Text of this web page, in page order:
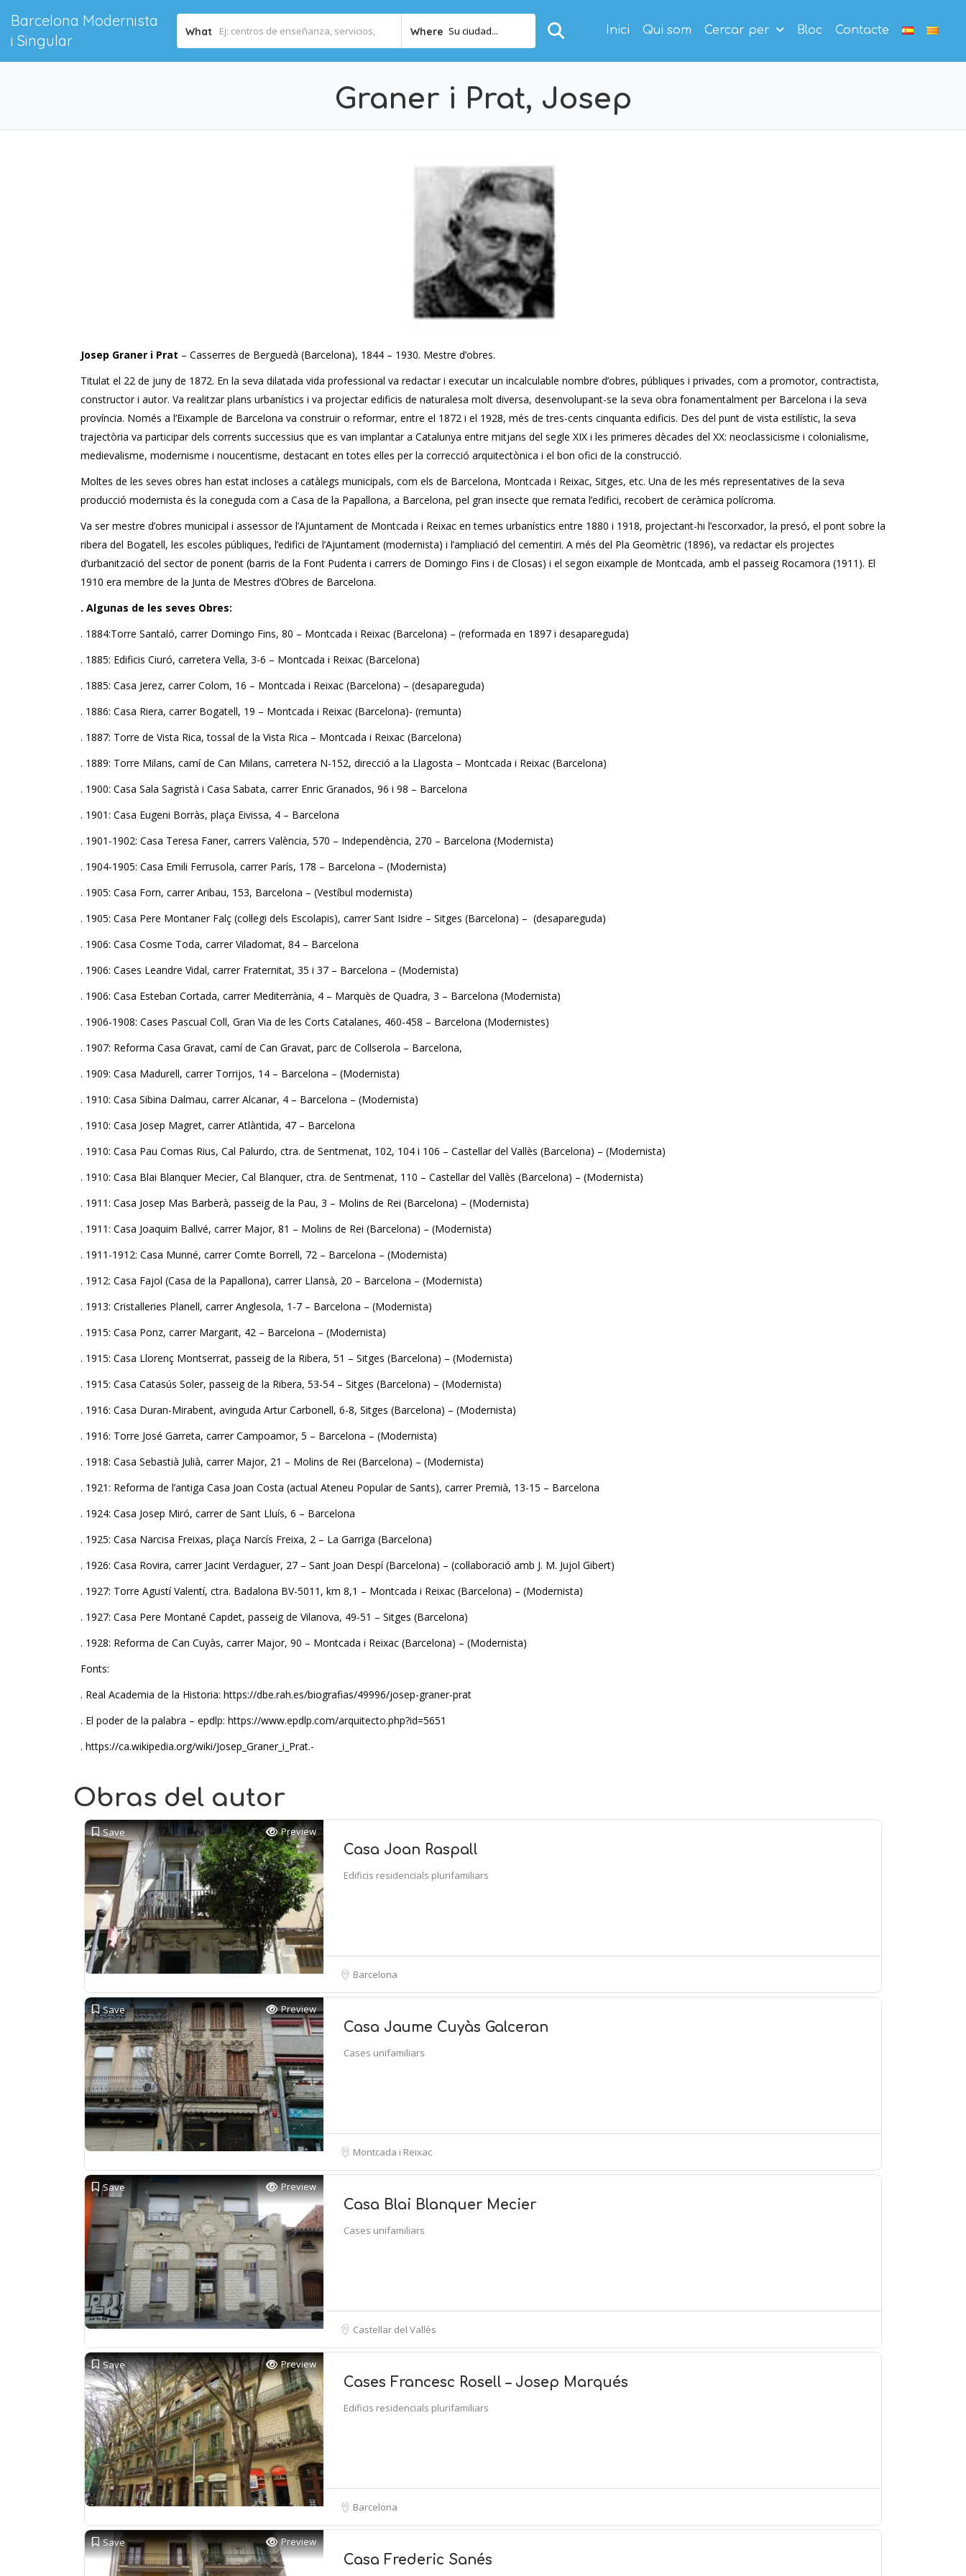
Barcelona Modernista
i Singular
What Where Su ciudad... Inici Qui som Cercar per Bloc Contacte
Graner i Prat, Josep
Josep Graner i Prat – Casserres de Berguedà (Barcelona), 1844 – 1930. Mestre d’obres.
Titulat el 22 de juny de 1872. En la seva dilatada vida professional va redactar i executar un incalculable nombre d’obres, públiques i privades, com a promotor, contractista,
constructor i autor. Va realitzar plans urbanístics i va projectar edificis de naturalesa molt diversa, desenvolupant-se la seva obra fonamentalment per Barcelona i la seva
província. Només a l’Eixample de Barcelona va construir o reformar, entre el 1872 i el 1928, més de tres-cents cinquanta edificis. Des del punt de vista estilístic, la seva
trajectòria va participar dels corrents successius que es van implantar a Catalunya entre mitjans del segle XIX i les primeres dècades del XX: neoclassicisme i colonialisme,
medievalisme, modernisme i noucentisme, destacant en totes elles per la correcció arquitectònica i el bon ofici de la construcció.
Moltes de les seves obres han estat incloses a catàlegs municipals, com els de Barcelona, ​​Montcada i Reixac, Sitges, etc. Una de les més representatives de la seva
producció modernista és la coneguda com a Casa de la Papallona, ​​a Barcelona, ​​pel gran insecte que remata l’edifici, recobert de ceràmica polícroma.
Va ser mestre d’obres municipal i assessor de l’Ajuntament de Montcada i Reixac en temes urbanístics entre 1880 i 1918, projectant-hi l’escorxador, la presó, el pont sobre la
ribera del Bogatell, les escoles públiques, l’edifici de l’Ajuntament (modernista) i l’ampliació del cementiri. A més del Pla Geomètric (1896), va redactar els projectes
d’urbanització del sector de ponent (barris de la Font Pudenta i carrers de Domingo Fins i de Closas) i el segon eixample de Montcada, amb el passeig Rocamora (1911). El
1910 era membre de la Junta de Mestres d’Obres de Barcelona.
. Algunas de les seves Obres:
. 1884:Torre Santaló, carrer Domingo Fins, 80 – Montcada i Reixac (Barcelona) – (reformada en 1897 i desapareguda)
. 1885: Edificis Ciuró, carretera Vella, 3-6 – Montcada i Reixac (Barcelona)
. 1885: Casa Jerez, carrer Colom, 16 – Montcada i Reixac (Barcelona) – (desapareguda)
. 1886: Casa Riera, carrer Bogatell, 19 – Montcada i Reixac (Barcelona)- (remunta)
. 1887: Torre de Vista Rica, tossal de la Vista Rica – Montcada i Reixac (Barcelona)
. 1889: Torre Milans, camí de Can Milans, carretera N-152, direcció a la Llagosta – Montcada i Reixac (Barcelona)
. 1900: Casa Sala Sagristà i Casa Sabata, carrer Enric Granados, 96 i 98 – Barcelona
. 1901: Casa Eugeni Borràs, plaça Eivissa, 4 – Barcelona
. 1901-1902: Casa Teresa Faner, carrers València, 570 – Independència, 270 – Barcelona (Modernista)
. 1904-1905: Casa Emili Ferrusola, carrer París, 178 – Barcelona – (Modernista)
. 1905: Casa Forn, carrer Aribau, 153, Barcelona – (Vestíbul modernista)
. 1905: Casa Pere Montaner Falç (col·legi dels Escolapis), carrer Sant Isidre – Sitges (Barcelona) – (desapareguda)
. 1906: Casa Cosme Toda, carrer Viladomat, 84 – Barcelona
. 1906: Cases Leandre Vidal, carrer Fraternitat, 35 i 37 – Barcelona – (Modernista)
. 1906: Casa Esteban Cortada, carrer Mediterrània, 4 – Marquès de Quadra, 3 – Barcelona (Modernista)
. 1906-1908: Cases Pascual Coll, Gran Via de les Corts Catalanes, 460-458 – Barcelona (Modernistes)
. 1907: Reforma Casa Gravat, camí de Can Gravat, parc de Collserola – Barcelona,
. 1909: Casa Madurell, carrer Torrijos, 14 – Barcelona – (Modernista)
. 1910: Casa Sibina Dalmau, carrer Alcanar, 4 – Barcelona – (Modernista)
. 1910: Casa Josep Magret, carrer Atlàntida, 47 – Barcelona
. 1910: Casa Pau Comas Rius, Cal Palurdo, ctra. de Sentmenat, 102, 104 i 106 – Castellar del Vallès (Barcelona) – (Modernista)
. 1910: Casa Blai Blanquer Mecier, Cal Blanquer, ctra. de Sentmenat, 110 – Castellar del Vallès (Barcelona) – (Modernista)
. 1911: Casa Josep Mas Barberà, passeig de la Pau, 3 – Molins de Rei (Barcelona) – (Modernista)
. 1911: Casa Joaquim Ballvé, carrer Major, 81 – Molins de Rei (Barcelona) – (Modernista)
. 1911-1912: Casa Munné, carrer Comte Borrell, 72 – Barcelona – (Modernista)
. 1912: Casa Fajol (Casa de la Papallona), carrer Llansà, 20 – Barcelona – (Modernista)
. 1913: Cristalleries Planell, carrer Anglesola, 1-7 – Barcelona – (Modernista)
. 1915: Casa Ponz, carrer Margarit, 42 – Barcelona – (Modernista)
. 1915: Casa Llorenç Montserrat, passeig de la Ribera, 51 – Sitges (Barcelona) – (Modernista)
. 1915: Casa Catasús Soler, passeig de la Ribera, 53-54 – Sitges (Barcelona) – (Modernista)
. 1916: Casa Duran-Mirabent, avinguda Artur Carbonell, 6-8, Sitges (Barcelona) – (Modernista)
. 1916: Torre José Garreta, carrer Campoamor, 5 – Barcelona – (Modernista)
. 1918: Casa Sebastià Julià, carrer Major, 21 – Molins de Rei (Barcelona) – (Modernista)
. 1921: Reforma de l’antiga Casa Joan Costa (actual Ateneu Popular de Sants), carrer Premià, 13-15 – Barcelona
. 1924: Casa Josep Miró, carrer de Sant Lluís, 6 – Barcelona
. 1925: Casa Narcisa Freixas, plaça Narcís Freixa, 2 – La Garriga (Barcelona)
. 1926: Casa Rovira, carrer Jacint Verdaguer, 27 – Sant Joan Despí (Barcelona) – (col·laboració amb J. M. Jujol Gibert)
. 1927: Torre Agustí Valentí, ctra. Badalona BV-5011, km 8,1 – Montcada i Reixac (Barcelona) – (Modernista)
. 1927: Casa Pere Montané Capdet, passeig de Vilanova, 49-51 – Sitges (Barcelona)
. 1928: Reforma de Can Cuyàs, carrer Major, 90 – Montcada i Reixac (Barcelona) – (Modernista)
Fonts:
. Real Academia de la Historia: https://dbe.rah.es/biografias/49996/josep-graner-prat
. El poder de la palabra – epdlp: https://www.epdlp.com/arquitecto.php?id=5651
. https://ca.wikipedia.org/wiki/Josep_Graner_i_Prat.-
Obras del autor
Save Preview
Casa Joan Raspall
Edificis residencials plurifamiliars
Barcelona
Save Preview
Casa Jaume Cuyàs Galceran
Cases unifamiliars
Montcada i Reixac
Save Preview
Casa Blai Blanquer Mecier
Cases unifamiliars
Castellar del Vallès
Save Preview
Cases Francesc Rosell – Josep Marqués
Edificis residencials plurifamiliars
Barcelona
Save Preview
Casa Frederic Sanés